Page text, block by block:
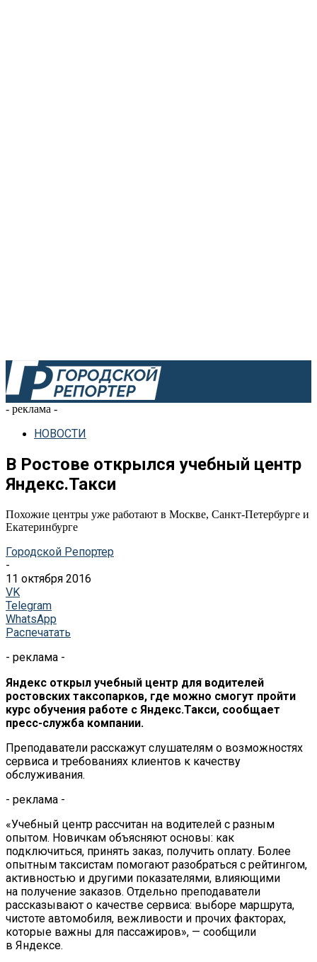
- реклама -
НОВОСТИ
В Ростове открылся учебный центр
Яндекс.Такси
Похожие центры уже работают в Москве, Санкт-Петербурге и
Екатеринбурге
Городской Репортер
-
11 октября 2016
VK
Telegram
WhatsApp
Распечатать
- реклама -
Яндекс открыл учебный центр для водителей
ростовских таксопарков, где можно смогут пройти
курс обучения работе с Яндекс.Такси, сообщает
пресс-служба компании.
Преподаватели расскажут слушателям о возможностях
сервиса и требованиях клиентов к качеству
обслуживания.
- реклама -
«Учебный центр рассчитан на водителей с разным
опытом. Новичкам объясняют основы: как
подключиться, принять заказ, получить оплату. Более
опытным таксистам помогают разобраться с рейтингом,
активностью и другими показателями, влияющими
на получение заказов. Отдельно преподаватели
рассказывают о качестве сервиса: выборе маршрута,
чистоте автомобиля, вежливости и прочих факторах,
которые важны для пассажиров», — сообщили
в Яндексе.